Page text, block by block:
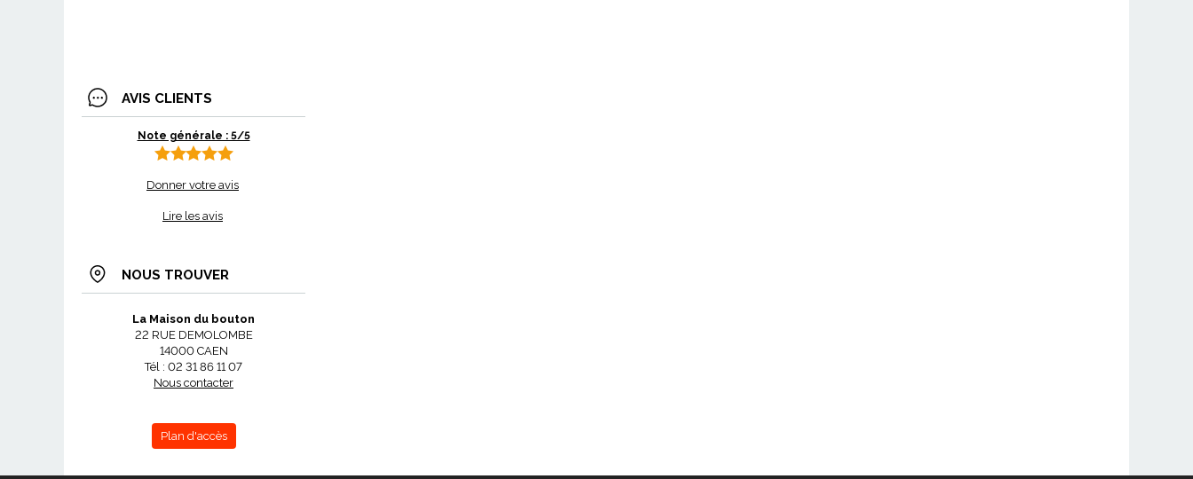
AVIS CLIENTS
Note générale : 5/5
Donner votre avis
Lire les avis
NOUS TROUVER
La Maison du bouton
22 RUE DEMOLOMBE
14000 CAEN
Tél : 02 31 86 11 07
Nous contacter
Plan d'accès